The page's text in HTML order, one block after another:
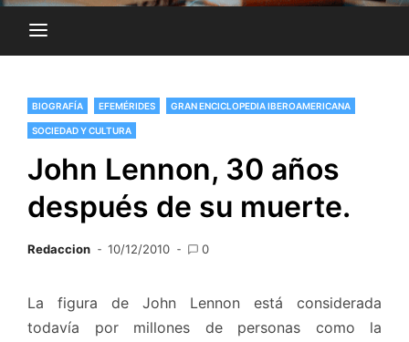
BIOGRAFÍA EFEMÉRIDES GRAN ENCICLOPEDIA IBEROAMERICANA
SOCIEDAD Y CULTURA
John Lennon, 30 años
después de su muerte.
Redaccion 10/12/2010 0
La figura de John Lennon está considerada
todavía por millones de personas como la